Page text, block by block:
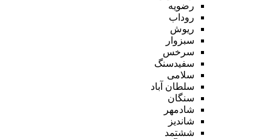
رضویه
روداب
ریوش
سبزوار
سرخس
سفیدسنگ
سلامی
سلطان آباد
سنگان
شادمهر
شاندیز
ششتمد